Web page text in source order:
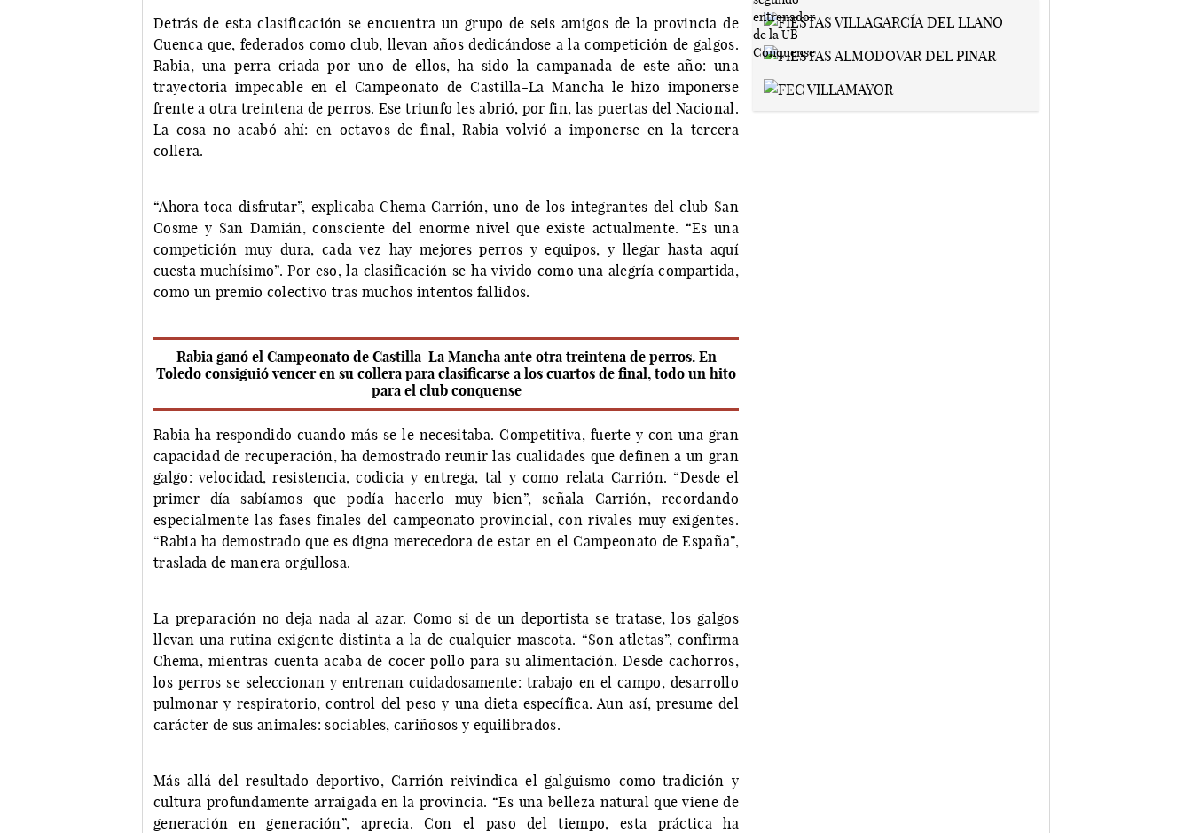
Detrás de esta clasificación se encuentra un grupo de seis amigos de la provincia de
Cuenca que, federados como club, llevan años dedicándose a la competición de galgos.
Rabia, una perra criada por uno de ellos, ha sido la campanada de este año: una
trayectoria impecable en el Campeonato de Castilla-La Mancha le hizo imponerse
frente a otra treintena de perros. Ese triunfo les abrió, por fin, las puertas del Nacional.
La cosa no acabó ahí: en octavos de final, Rabia volvió a imponerse en la tercera
collera.
“Ahora toca disfrutar”, explicaba Chema Carrión, uno de los integrantes del club San
Cosme y San Damián, consciente del enorme nivel que existe actualmente. “Es una
competición muy dura, cada vez hay mejores perros y equipos, y llegar hasta aquí
cuesta muchísimo”. Por eso, la clasificación se ha vivido como una alegría compartida,
como un premio colectivo tras muchos intentos fallidos.
Rabia ganó el Campeonato de Castilla-La Mancha ante otra treintena de perros. En
Toledo consiguió vencer en su collera para clasificarse a los cuartos de final, todo un hito
para el club conquense
Rabia ha respondido cuando más se le necesitaba. Competitiva, fuerte y con una gran
capacidad de recuperación, ha demostrado reunir las cualidades que definen a un gran
galgo: velocidad, resistencia, codicia y entrega, tal y como relata Carrión. “Desde el
primer día sabíamos que podía hacerlo muy bien”, señala Carrión, recordando
especialmente las fases finales del campeonato provincial, con rivales muy exigentes.
“Rabia ha demostrado que es digna merecedora de estar en el Campeonato de España”,
traslada de manera orgullosa.
La preparación no deja nada al azar. Como si de un deportista se tratase, los galgos
llevan una rutina exigente distinta a la de cualquier mascota. “Son atletas”, confirma
Chema, mientras cuenta acaba de cocer pollo para su alimentación. Desde cachorros,
los perros se seleccionan y entrenan cuidadosamente: trabajo en el campo, desarrollo
pulmonar y respiratorio, control del peso y una dieta específica. Aun así, presume del
carácter de sus animales: sociables, cariñosos y equilibrados.
Más allá del resultado deportivo, Carrión reivindica el galguismo como tradición y
cultura profundamente arraigada en la provincia. “Es una belleza natural que viene de
generación en generación”, aprecia. Con el paso del tiempo, esta práctica ha